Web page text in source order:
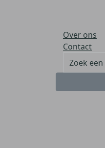
Over ons
Contact